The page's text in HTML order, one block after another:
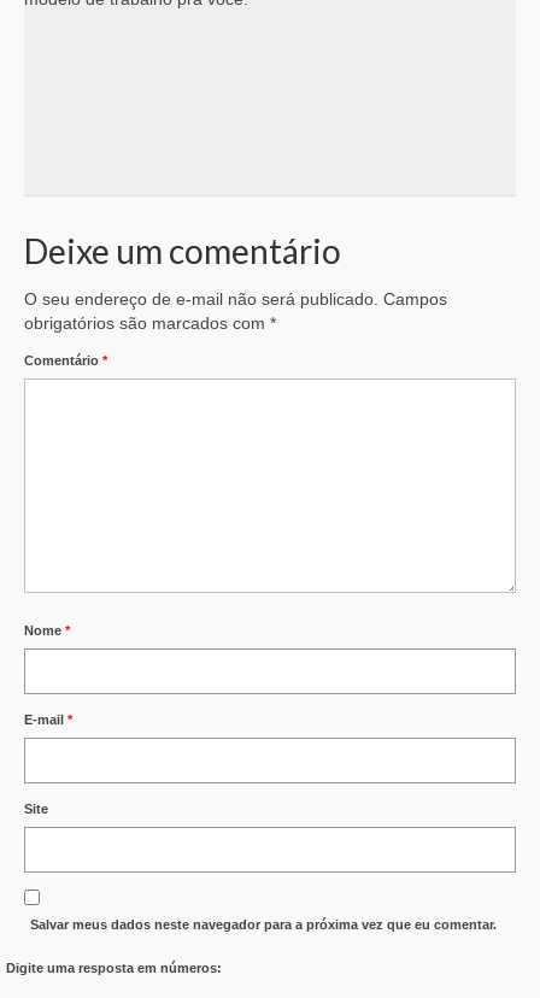
Deixe um comentário
O seu endereço de e-mail não será publicado. Campos
obrigatórios são marcados com *
Comentário *
Nome *
E-mail *
Site
Salvar meus dados neste navegador para a próxima vez que eu comentar.
Digite uma resposta em números: